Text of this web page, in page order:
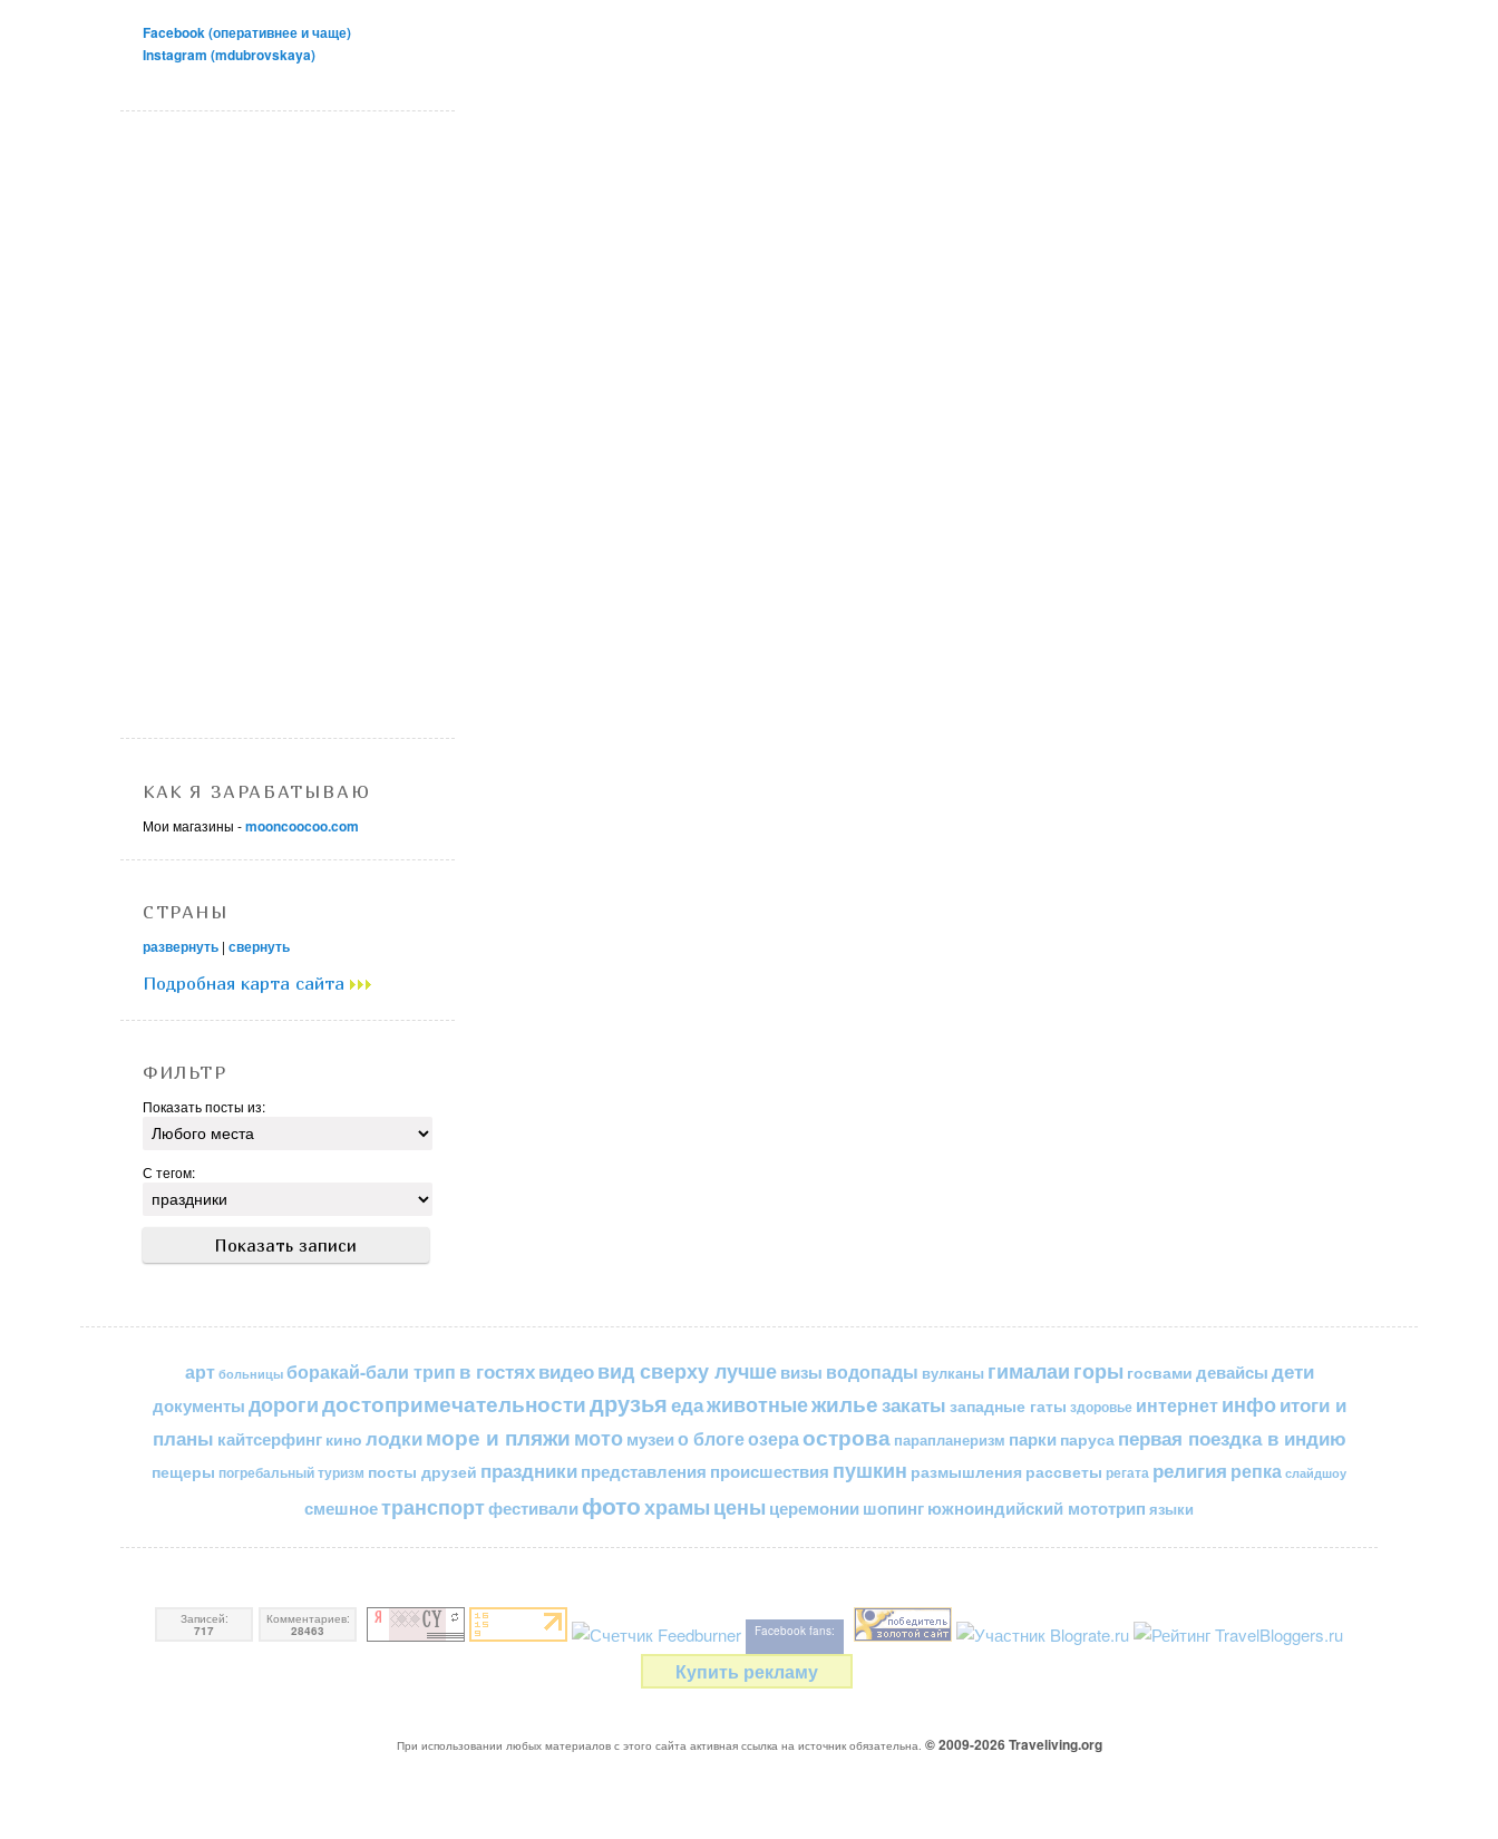
Facebook (оперативнее и чаще)
Instagram (mdubrovskaya)
КАК Я ЗАРАБАТЫВАЮ
Мои магазины -mooncoocoo.com
СТРАНЫ
развернуть | свернуть
Подробная карта сайта
ФИЛЬТР
Показать посты из:
С тегом:
арт больницы боракай-бали трип в гостяхвидеовид сверху лучше визы водопады вулканы гималаи горы госвами девайсы дети
документыдорогидостопримечательностидрузьяедаживотныежильезакаты западные гаты здоровье интернетинфоитоги и
планы кайтсерфинг кино лодкиморе и пляжимото музеи о блогеозераострова парапланеризм парки паруса первая поездка в индию
пещеры погребальный туризм посты друзей праздникипредставления происшествия пушкин размышления рассветы регата религия репка слайдшоу
смешноетранспортфестивали фотохрамы цены церемонии шопингюжноиндийский мототрип языки
Записей:
717
Комментариев:
28463 Facebook fans:
Купить рекламу
При использовании любых материалов с этого сайта активная ссылка на источник обязательна. © 2009-2026Traveliving.org